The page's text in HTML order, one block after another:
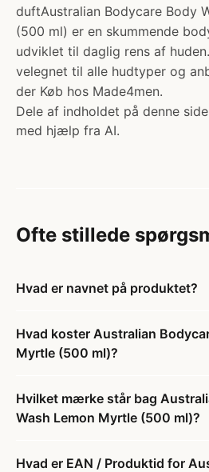
duftAustralian Bodycare Body
(500 ml) er en skummende
udviklet til daglig rens af
velegnet til alle hudtyper og
der Køb hos Made4men.
Dele af indholdet på denne
med hjælp fra AI.
Ofte stillede
Hvad er navnet på produktet?
Hvad koster Australian
Myrtle (500 ml)?
Hvilket mærke står bag
Wash Lemon Myrtle (500 ml)?
Hvad er EAN / Produktid for